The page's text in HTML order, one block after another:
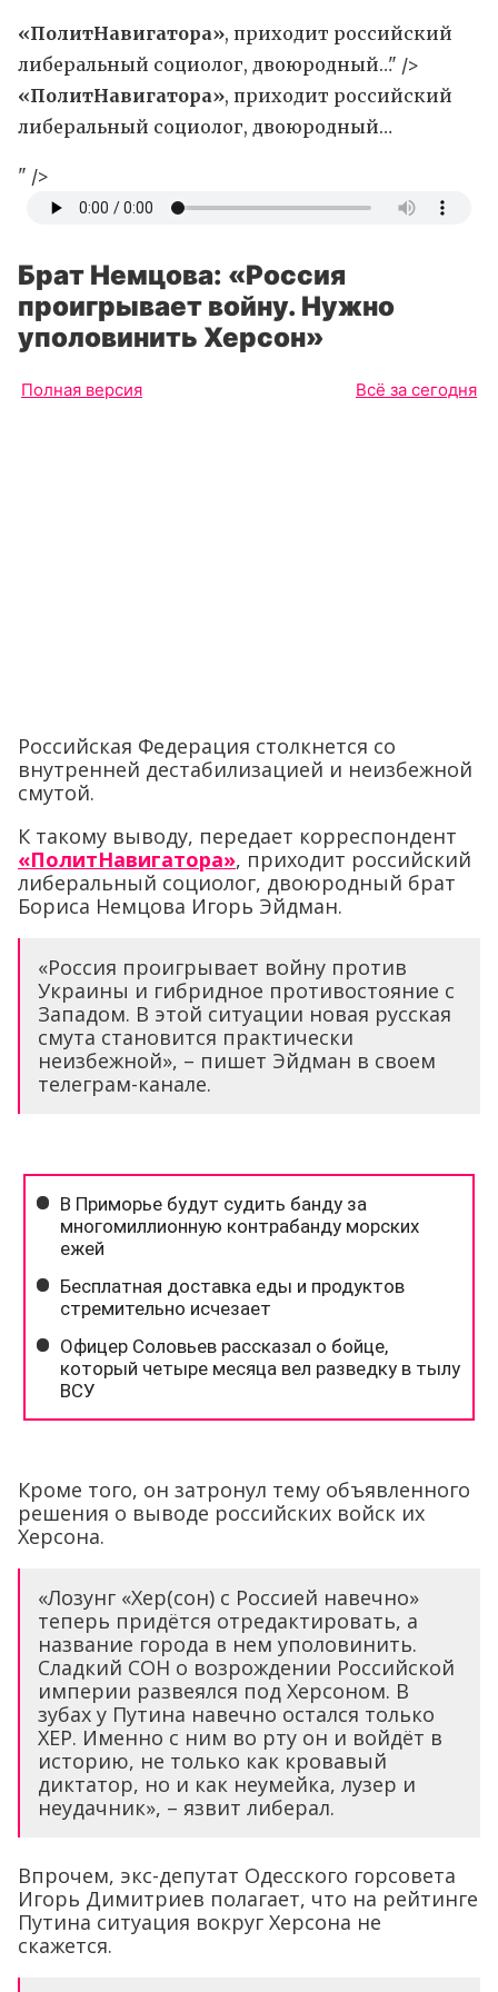
«ПолитНавигатора», приходит российский
либеральный социолог, двоюродный…" />
«ПолитНавигатора», приходит российский
либеральный социолог, двоюродный…
" />
Брат Немцова: «Россия
проигрывает войну. Нужно
уполовинить Херсон»
Полная версия Всё за сегодня
Российская Федерация столкнется со
внутренней дестабилизацией и неизбежной
смутой.
К такому выводу, передает корреспондент
«ПолитНавигатора», приходит российский
либеральный социолог, двоюродный брат
Бориса Немцова Игорь Эйдман.
«Россия проигрывает войну против
Украины и гибридное противостояние с
Западом. В этой ситуации новая русская
смута становится практически
неизбежной», – пишет Эйдман в своем
телеграм-канале.
Кроме того, он затронул тему объявленного
решения о выводе российских войск их
Херсона.
«Лозунг «Хер(сон) с Россией навечно»
теперь придётся отредактировать, а
название города в нем уполовинить.
Сладкий СОН о возрождении Российской
империи развеялся под Херсоном. В
зубах у Путина навечно остался только
ХЕР. Именно с ним во рту он и войдёт в
историю, не только как кровавый
диктатор, но и как неумейка, лузер и
неудачник», – язвит либерал.
Впрочем, экс-депутат Одесского горсовета
Игорь Димитриев полагает, что на рейтинге
Путина ситуация вокруг Херсона не
скажется.